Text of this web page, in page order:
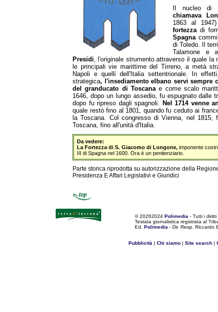
Il nucleo
chiamava
1863 al
fortezzadi
Spagna
di Toledo. Il
Talamone e
Presidi, l'originale strumento attraverso il quale la
le principali vie marittime del Tirreno, a metà
Napoli e quelli dell'Italia settentrionale. In
strategica, l'insediamento elbano servi sempre
del granducato di Toscanae come scalo
1646, dopo un lungo assedio, fu espugnato dalle
dopo fu ripreso dagli spagnoli. Nel 1714 venne
quale restò fino al 1801, quando fu ceduto ai
la Toscana. Col congresso di Vienna, nel 1815,
Toscana, fino all'unità d'Italia.
Da vedere:
La Fortezza di S. Giacomo di Longone,imponente
III di Spagna nel 1600. Ora è un penitenziario.
Parte storica riprodotta su autorizzazione della
Presidenza E Affari Legislativi e Giuridici
©20262024 Polimedia - Tutti i diritti
Testata giornalistica registrata al
Ed. Polimedia - Dir. Resp. Riccardo
Pubblicità | Chi siamo | Site search |